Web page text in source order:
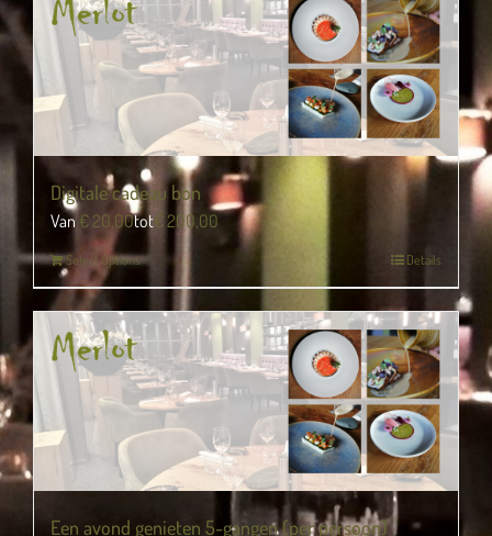
Digitale cadeau bon
Van€20,00tot€ 200,00
Select Options Details
Een avond genieten 5-gangen (per persoon)